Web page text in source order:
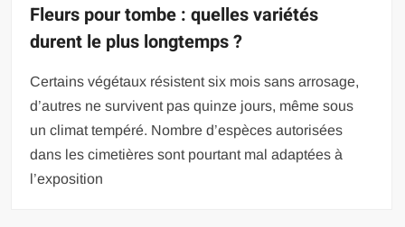
Fleurs pour tombe : quelles variétés
durent le plus longtemps ?
Certains végétaux résistent six mois sans arrosage,
d’autres ne survivent pas quinze jours, même sous
un climat tempéré. Nombre d’espèces autorisées
dans les cimetières sont pourtant mal adaptées à
l’exposition